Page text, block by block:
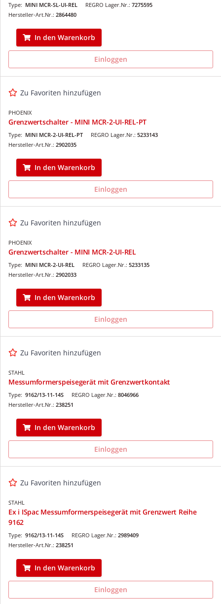
REGRO Lager.Nr.: 7275595
Type: MINI MCR-SL-UI-REL
Hersteller-Art.Nr.: 2864480
In den Warenkorb
Einloggen
Zu Favoriten hinzufügen
PHOENIX
Grenzwertschalter - MINI MCR-2-UI-REL-PT
REGRO Lager.Nr.: 5233143
Type: MINI MCR-2-UI-REL-PT
Hersteller-Art.Nr.: 2902035
In den Warenkorb
Einloggen
Zu Favoriten hinzufügen
PHOENIX
Grenzwertschalter - MINI MCR-2-UI-REL
REGRO Lager.Nr.: 5233135
Type: MINI MCR-2-UI-REL
Hersteller-Art.Nr.: 2902033
In den Warenkorb
Einloggen
Zu Favoriten hinzufügen
STAHL
Messumformerspeisegerät mit Grenzwertkontakt
REGRO Lager.Nr.: 8046966
Type: 9162/13-11-14S
Hersteller-Art.Nr.: 238251
In den Warenkorb
Einloggen
Zu Favoriten hinzufügen
STAHL
Ex i ISpac Messumformerspeisegerät mit Grenzwert Reihe
9162
REGRO Lager.Nr.: 2989409
Type: 9162/13-11-14S
Hersteller-Art.Nr.: 238251
In den Warenkorb
Einloggen